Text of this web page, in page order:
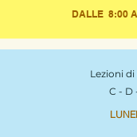
DALLE 8:00
Lezioni
C - D